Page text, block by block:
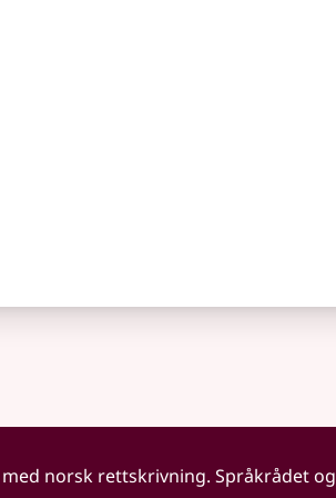
norsk rettskrivning. Språkrådet og